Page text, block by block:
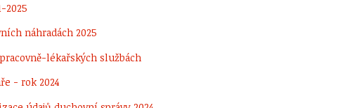
2025
náhradách 2025
lékařských službách
- rok 2024